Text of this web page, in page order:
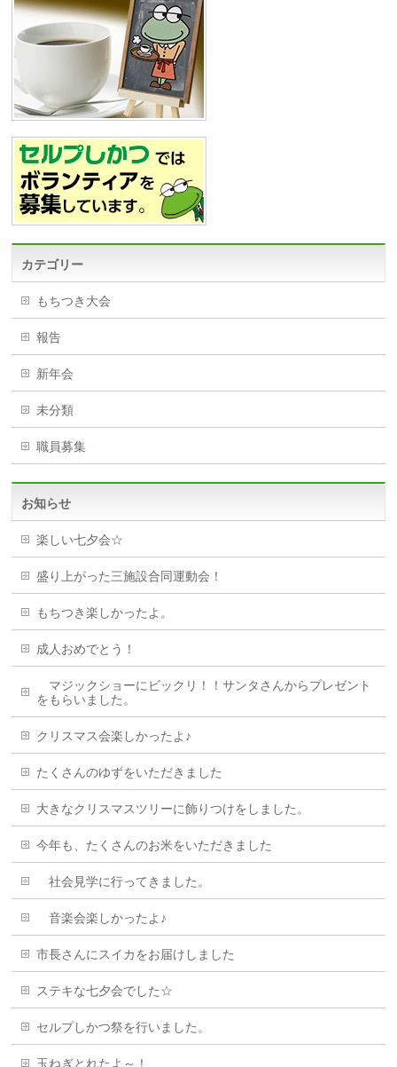
カテゴリー
もちつき大会
報告
新年会
未分類
職員募集
お知らせ
楽しい七夕会☆
盛り上がった三施設合同運動会！
もちつき楽しかったよ。
成人おめでとう！
マジックショーにビックリ！！サンタさんからプレゼント
をもらいました。
クリスマス会楽しかったよ♪
たくさんのゆずをいただきました
大きなクリスマスツリーに飾りつけをしました。
今年も、たくさんのお米をいただきました
社会見学に行ってきました。
音楽会楽しかったよ♪
市長さんにスイカをお届けしました
ステキな七夕会でした☆
セルプしかつ祭を行いました。
玉ねぎとれたよ～！